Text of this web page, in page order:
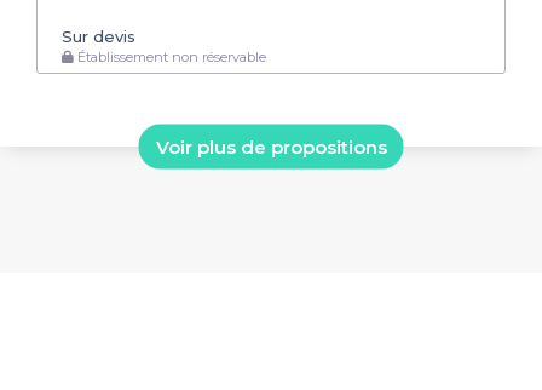
Sur devis
Établissement non réservable
Voir plus de propositions